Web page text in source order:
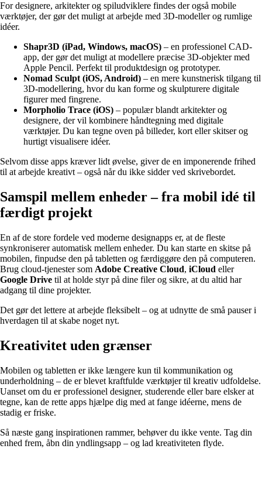
For designere, arkitekter og spiludviklere findes der også mobile
værktøjer, der gør det muligt at arbejde med 3D-modeller og rumlige
idéer.
Shapr3D (iPad, Windows, macOS) – en professionel CAD-
app, der gør det muligt at modellere præcise 3D-objekter med
Apple Pencil. Perfekt til produktdesign og prototyper.
Nomad Sculpt (iOS, Android) – en mere kunstnerisk tilgang til
3D-modellering, hvor du kan forme og skulpturere digitale
figurer med fingrene.
Morpholio Trace (iOS) – populær blandt arkitekter og
designere, der vil kombinere håndtegning med digitale
værktøjer. Du kan tegne oven på billeder, kort eller skitser og
hurtigt visualisere idéer.
Selvom disse apps kræver lidt øvelse, giver de en imponerende frihed
til at arbejde kreativt – også når du ikke sidder ved skrivebordet.
Samspil mellem enheder – fra mobil idé til
færdigt projekt
En af de store fordele ved moderne designapps er, at de fleste
synkroniserer automatisk mellem enheder. Du kan starte en skitse på
mobilen, finpudse den på tabletten og færdiggøre den på computeren.
Brug cloud-tjenester som Adobe Creative Cloud, iCloud eller
Google Drive til at holde styr på dine filer og sikre, at du altid har
adgang til dine projekter.
Det gør det lettere at arbejde fleksibelt – og at udnytte de små pauser i
hverdagen til at skabe noget nyt.
Kreativitet uden grænser
Mobilen og tabletten er ikke længere kun til kommunikation og
underholdning – de er blevet kraftfulde værktøjer til kreativ udfoldelse.
Uanset om du er professionel designer, studerende eller bare elsker at
tegne, kan de rette apps hjælpe dig med at fange idéerne, mens de
stadig er friske.
Så næste gang inspirationen rammer, behøver du ikke vente. Tag din
enhed frem, åbn din yndlingsapp – og lad kreativiteten flyde.